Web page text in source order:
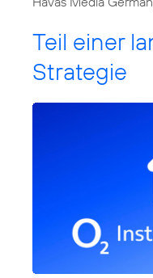
Teil einer
Strategie